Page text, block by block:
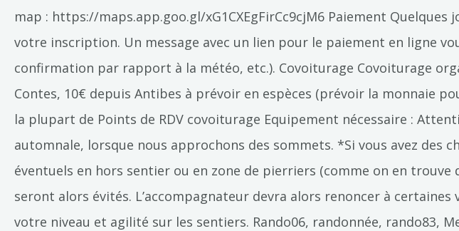
map : https://maps.app.goo.gl/xG1CXEgFirCc9cjM6 Paiement
votre inscription. Un message avec un lien pour le paiement en ligne
confirmation par rapport à la météo, etc.). Covoiturage Covoiturage
Contes, 10€ depuis Antibes à prévoir en espèces (prévoir la monnaie
la plupart de Points de RDV covoiturage Equipement nécessaire :
automnale, lorsque nous approchons des sommets. *Si vous avez des
éventuels en hors sentier ou en zone de pierriers (comme on en
seront alors évités. L’accompagnateur devra alors renoncer à
votre niveau et agilité sur les sentiers. Rando06, randonnée, rando83,